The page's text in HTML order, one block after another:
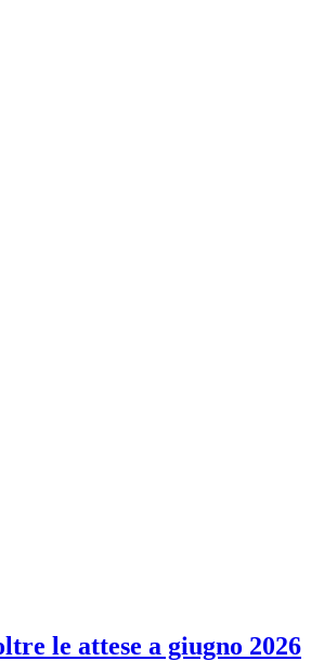
le attese a giugno 2026